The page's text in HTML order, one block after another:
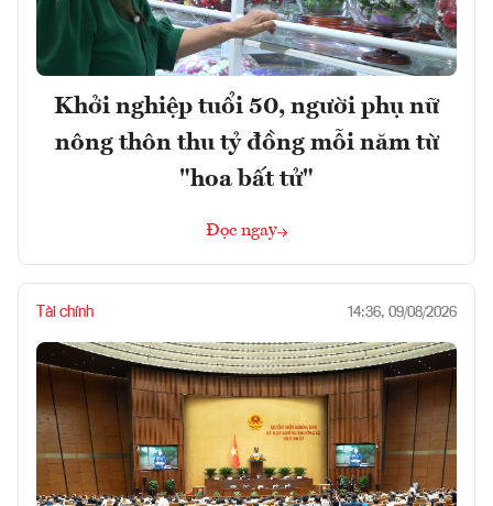
Khởi nghiệp tuổi 50, người phụ nữ
nông thôn thu tỷ đồng mỗi năm từ
"hoa bất tử"
Đọc ngay
Tài chính 14:36, 09/08/2026